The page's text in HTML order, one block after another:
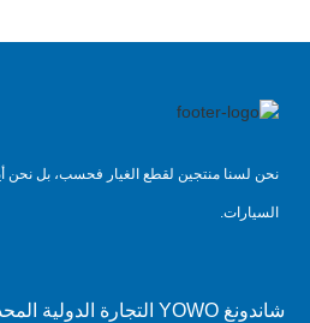
نحن لسنا منتجين لقطع الغيار فحسب، بل نحن
السيارات.
شاندونغ YOWO التجارة الدولية المحدودة